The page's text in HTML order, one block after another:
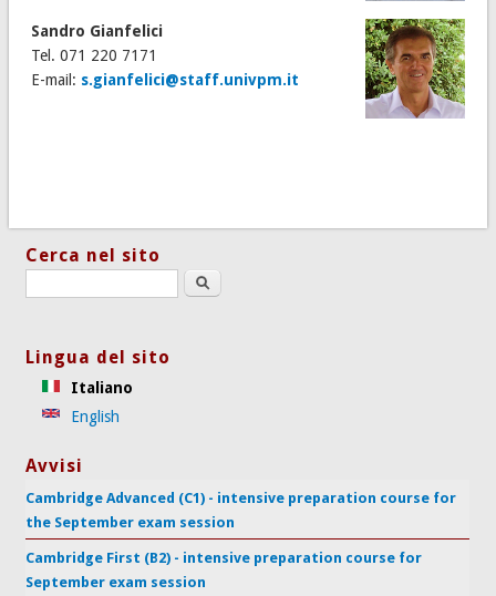
Sandro Gianfelici
Tel. 071 220 7171
E-mail: s.gianfelici@staff.univpm.it
Cerca nel sito
Search this site
Lingua del sito
Italiano
English
Avvisi
Cambridge Advanced (C1) - intensive preparation course for
the September exam session
Cambridge First (B2) - intensive preparation course for
September exam session